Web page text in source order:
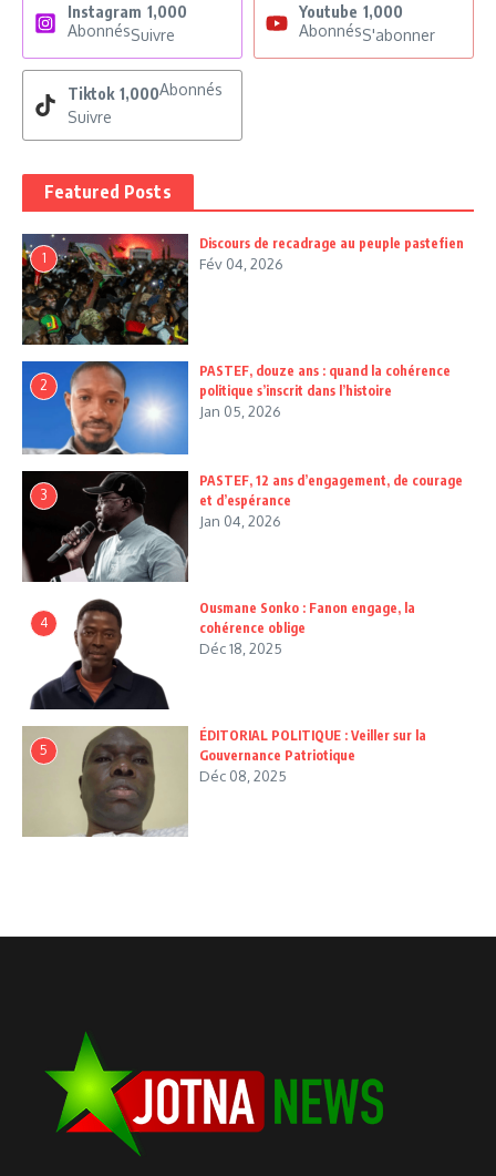
Instagram 1,000
AbonnésSuivre
Youtube 1,000
AbonnésS'abonner
Tiktok 1,000Abonnés
Suivre
Featured Posts
1
Discours de recadrage au peuple pastefien
Fév 04, 2026
2
PASTEF, douze ans : quand la cohérence
politique s’inscrit dans l’histoire
Jan 05, 2026
3
PASTEF, 12 ans d’engagement, de courage
et d’espérance
Jan 04, 2026
4
Ousmane Sonko : Fanon engage, la
cohérence oblige
Déc 18, 2025
5
ÉDITORIAL POLITIQUE : Veiller sur la
Gouvernance Patriotique
Déc 08, 2025